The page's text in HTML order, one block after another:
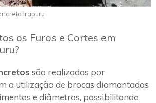
Irapuru
os Furos e Cortes em
são realizados por
a utilização de brocas diamantadas
e diâmetros, possibilitando